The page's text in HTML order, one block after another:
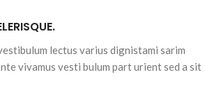
lectus varius dignistami sarim
vivamus vesti bulum part urient sed a sit